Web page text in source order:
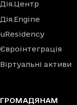
Дія.Центр
Дія.Engine
uResidency
Євроінтеграція
Віртуальні активи
ГРОМАДЯНАМ